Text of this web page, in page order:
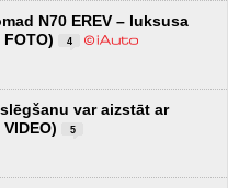
N70 EREV – luksusa
4
var aizstāt ar
5